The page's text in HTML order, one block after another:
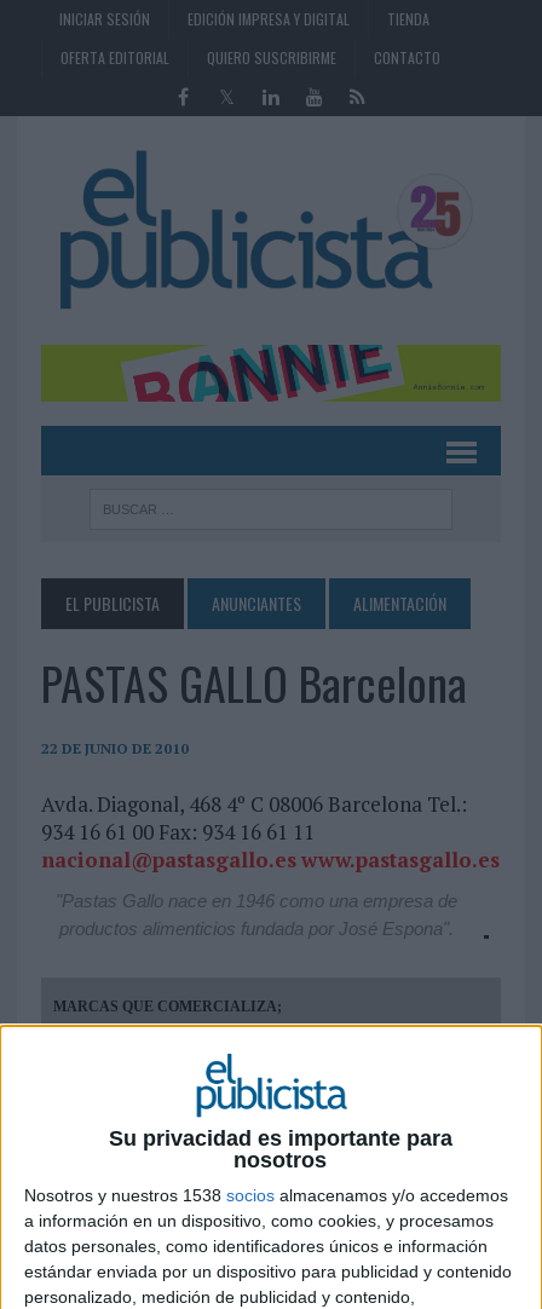
Su privacidad es importante para
nosotros
Nosotros y nuestros 1538 socios almacenamos y/o accedemos
a información en un dispositivo, como cookies, y procesamos
datos personales, como identificadores únicos e información
estándar enviada por un dispositivo para publicidad y contenido
personalizado, medición de publicidad y contenido,
INICIAR SESIÓN EDICIÓN IMPRESA Y DIGITAL
TIENDA
OFERTA EDITORIAL
QUIERO SUSCRIBIRME CONTACTO
EL PUBLICISTA ANUNCIANTES ALIMENTACIÓN
PASTAS GALLO Barcelona
22 DE JUNIO DE 2010
Avda. Diagonal, 468 4º C 08006 Barcelona Tel.:
934 16 61 00 Fax: 934 16 61 11
nacional@pastasgallo.eswww.pastasgallo.es
"Pastas Gallo nace en 1946 como una empresa de
productos alimenticios fundada por José Espona".
MARCAS QUE COMERCIALIZA;
ÚLTIMOS TRABAJOS
SPOTS PUBLICITARIOS